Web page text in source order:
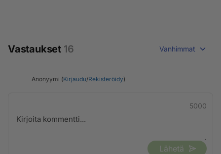
Vastaukset 16 Vanhimmat
Anonyymi (Kirjaudu/Rekisteröidy)
5000
Lähetä